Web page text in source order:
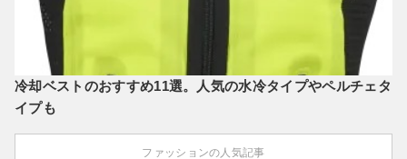
冷却ベストのおすすめ11選。人気の水冷タイプやペルチェタ
イプも
ファッションの人気記事